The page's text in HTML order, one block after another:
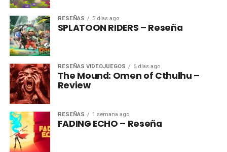
RESEÑAS 5 días ago
SPLATOON RIDERS – Reseña
RESEÑAS VIDEOJUEGOS 6 días ago
The Mound: Omen of Cthulhu –
Review
RESEÑAS 1 semana ago
FADING ECHO – Reseña